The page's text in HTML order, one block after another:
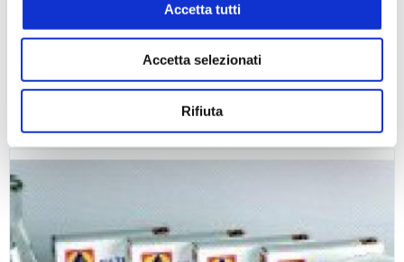
Accetta tutti
Accetta selezionati
Rifiuta
Carta da filtro quantitativa, temprata - Mod. 2240